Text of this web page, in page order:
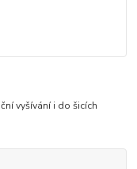
vyšívání i do šicích